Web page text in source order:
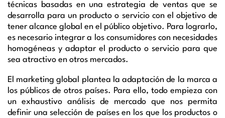
técnicas basadas en una estrategia de ventas que se
desarrolla para un producto o servicio con el objetivo de
tener alcance global en el público objetivo. Para lograrlo,
es necesario integrar a los consumidores con necesidades
homogéneas y adaptar el producto o servicio para que
sea atractivo en otros mercados.
El marketing global plantea la adaptación de la marca a
los públicos de otros países. Para ello, todo empieza con
un exhaustivo análisis de mercado que nos permita
definir una selección de países en los que los productos o